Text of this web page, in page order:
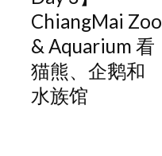
ChiangMai Zoo
& Aquarium 看
猫熊、企鹅和
水族馆